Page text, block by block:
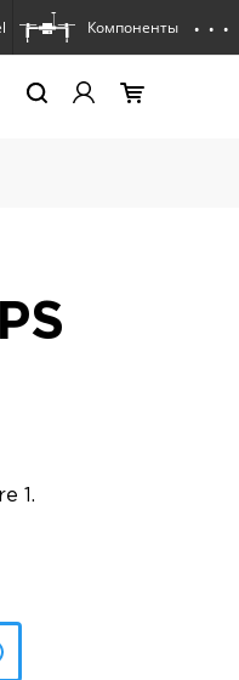
Компоненты . . .
1.